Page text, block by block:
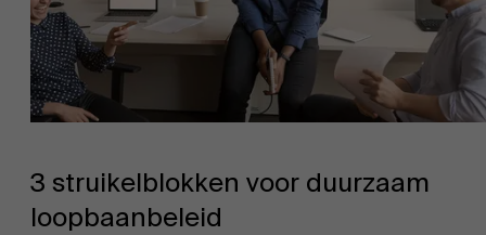
Programma's op maat
3 struikelblokken voor duurzaam
loopbaanbeleid